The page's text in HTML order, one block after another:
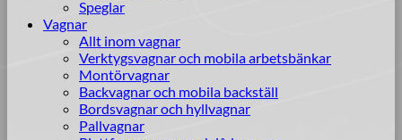
Speglar
Vagnar
Allt inom vagnar
Verktygsvagnar och mobila arbetsbänkar
Montörvagnar
Backvagnar och mobila backställ
Bordsvagnar och hyllvagnar
Pallvagnar